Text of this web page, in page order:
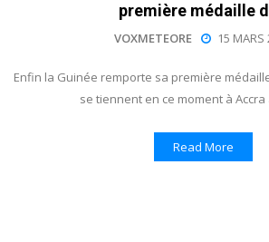
première médaille
VOXMETEORE 15 MARS
Enfin la Guinée remporte sa première
se tiennent en ce moment à Accra
Read More